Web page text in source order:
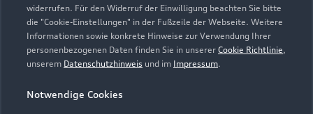
widerrufen. Für den Widerruf der Einwilligung beachten Sie bitte
die "Cookie-Einstellungen" in der Fußzeile der Webseite. Weitere
Informationen sowie konkrete Hinweise zur Verwendung Ihrer
personenbezogenen Daten finden Sie in unserer Cookie Richtlinie,
unserem Datenschutzhinweis und im Impressum.
Notwendige Cookies